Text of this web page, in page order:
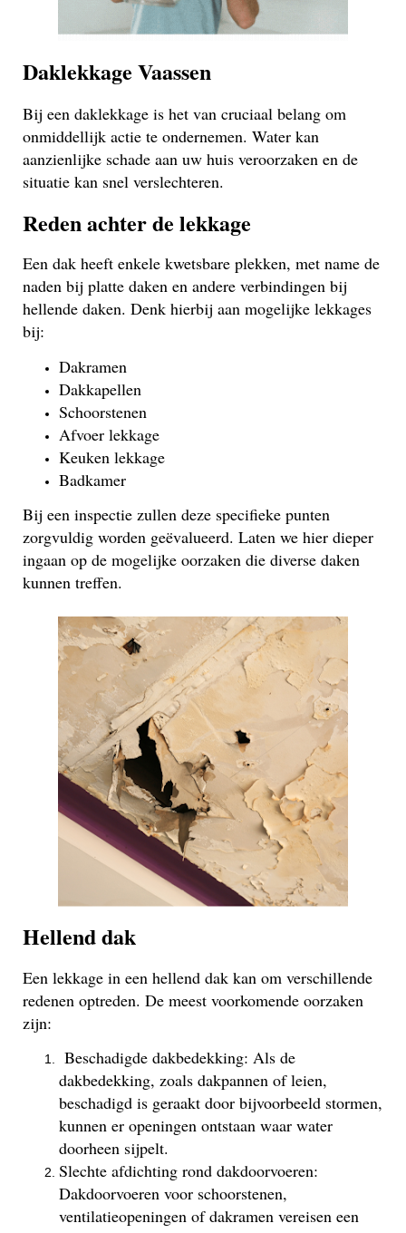
Daklekkage Vaassen
Bij een daklekkage is het van cruciaal belang om
onmiddellijk actie te ondernemen. Water kan
aanzienlijke schade aan uw huis veroorzaken en de
situatie kan snel verslechteren.
Reden achter de lekkage
Een dak heeft enkele kwetsbare plekken, met name de
naden bij platte daken en andere verbindingen bij
hellende daken. Denk hierbij aan mogelijke lekkages
bij:
Dakramen
Dakkapellen
Schoorstenen
Afvoer lekkage
Keuken lekkage
Badkamer
Bij een inspectie zullen deze specifieke punten
zorgvuldig worden geëvalueerd. Laten we hier dieper
ingaan op de mogelijke oorzaken die diverse daken
kunnen treffen.
Hellend dak
Een lekkage in een hellend dak kan om verschillende
redenen optreden. De meest voorkomende oorzaken
zijn:
Beschadigde dakbedekking: Als de
dakbedekking, zoals dakpannen of leien,
beschadigd is geraakt door bijvoorbeeld stormen,
kunnen er openingen ontstaan waar water
doorheen sijpelt.
Slechte afdichting rond dakdoorvoeren:
Dakdoorvoeren voor schoorstenen,
ventilatieopeningen of dakramen vereisen een